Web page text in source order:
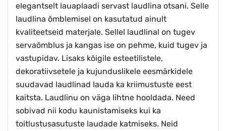
elegantselt lauaplaadi servast laudlina otsani. Selle
laudlina õmblemisel on kasutatud ainult
kvaliteetseid materjale. Sellel laudlinal on tugev
servaõmblus ja kangas ise on pehme, kuid tugev ja
vastupidav. Lisaks kõigile esteetilistele,
dekoratiivsetele ja kujunduslikele eesmärkidele
suudavad laudlinad lauda ka kriimustuste eest
kaitsta. Laudlinu on väga lihtne hooldada. Need
sobivad nii kodu kaunistamiseks kui ka
toitlustusasutuste laudade katmiseks. Neid